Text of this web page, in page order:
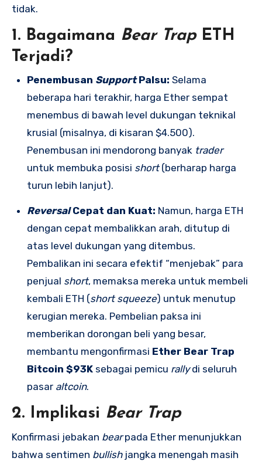
tidak.
1. Bagaimana Bear TrapETH
Terjadi?
Penembusan SupportPalsu: Selama
beberapa hari terakhir, harga Ether sempat
menembus di bawah level dukungan teknikal
krusial (misalnya, di kisaran $4.500).
Penembusan ini mendorong banyak trader
untuk membuka posisi short(berharap harga
turun lebih lanjut).
ReversalCepat dan Kuat: Namun, harga ETH
dengan cepat membalikkan arah, ditutup di
atas level dukungan yang ditembus.
Pembalikan ini secara efektif “menjebak” para
penjual short, memaksa mereka untuk membeli
kembali ETH (short squeeze) untuk menutup
kerugian mereka. Pembelian paksa ini
memberikan dorongan beli yang besar,
membantu mengonfirmasi Ether Bear Trap
Bitcoin $93K sebagai pemicu rallydi seluruh
pasar altcoin.
2. Implikasi Bear Trap
Konfirmasi jebakan bearpada Ether menunjukkan
bahwa sentimen bullishjangka menengah masih